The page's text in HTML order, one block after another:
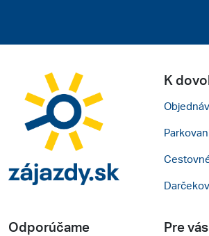
K
Odporúčame Pre vás